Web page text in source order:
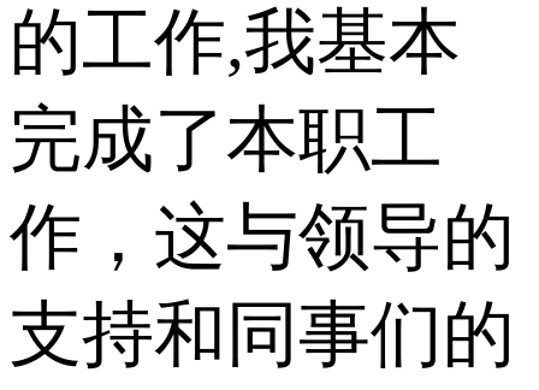
的工作,我基本
完成了本职工
作，这与领导的
支持和同事们的